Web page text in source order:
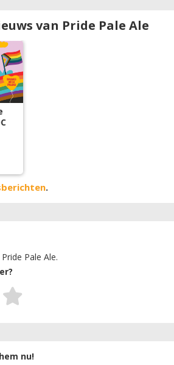
van Pride Pale Ale
.
Pale Ale.
nu!